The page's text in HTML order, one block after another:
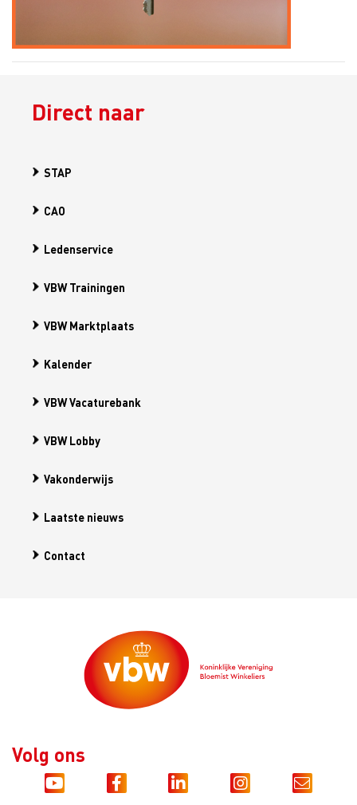
Direct naar
STAP
CAO
Ledenservice
VBW Trainingen
VBW Marktplaats
Kalender
VBW Vacaturebank
VBW Lobby
Vakonderwijs
Laatste nieuws
Contact
Volg ons